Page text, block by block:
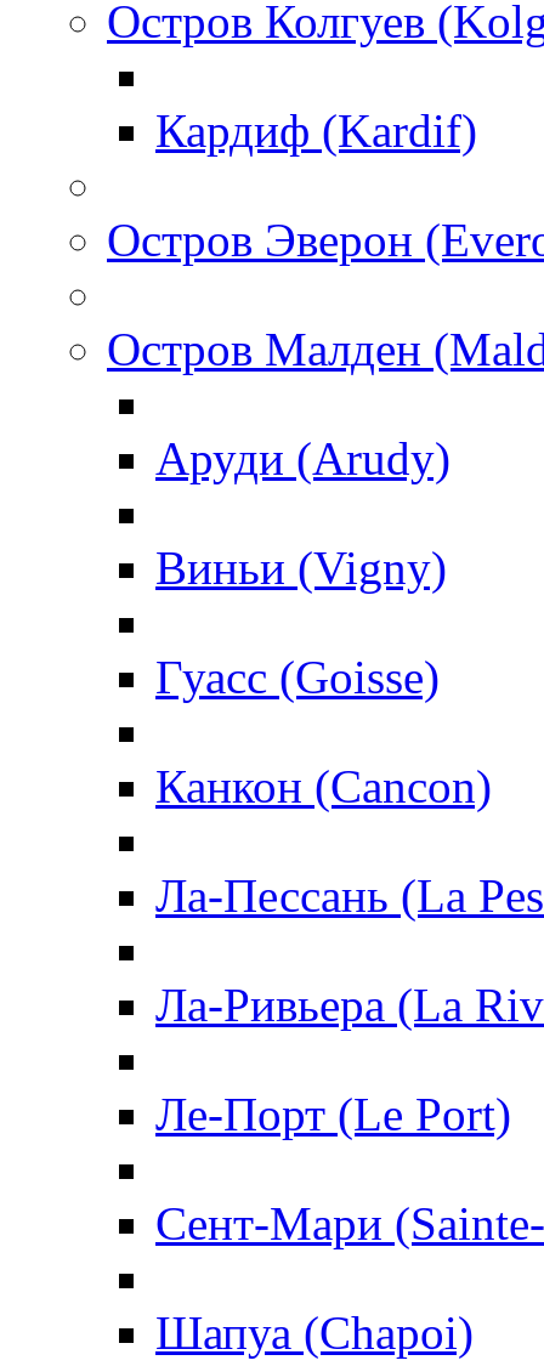
Остров Колгуев
Кардиф (Kardif)
Остров Эверон
Остров Малден
Аруди (Arudy)
Виньи (Vigny)
Гуасс (Goisse)
Канкон (Cancon)
Ла-Пессань (La
Ла-Ривьера (La
Ле-Порт (Le Port)
Сент-Мари
Шапуа (Chapoi)